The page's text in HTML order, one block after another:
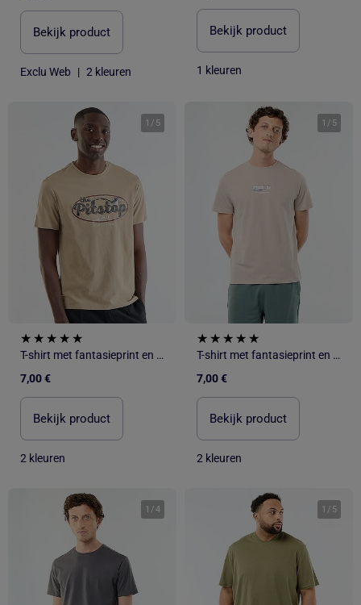
Bekijk product
Exclu Web | 2 kleuren
Bekijk product
1 kleuren
1 / 5
T-shirt met fantasieprint en korte mouwen
7,00 €
Bekijk product
2 kleuren
1 / 5
T-shirt met fantasieprint en korte mouwen
7,00 €
Bekijk product
2 kleuren
1 /4 1 / 5